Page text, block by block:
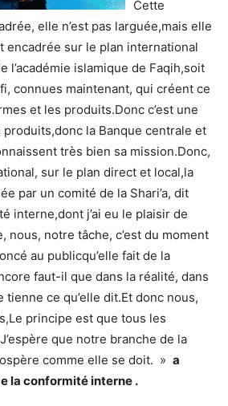
Cette
elle n’est pas larguée,mais elle
encadrée sur le plan international
l’académie islamique de Faqih,soit
connues maintenant, qui créent ce
et les produits.Donc c’est une
la Banque centrale et
très bien sa mission.Donc,
sur le plan direct et local,la
par un comité de la Shari’a, dit
interne,dont j’ai eu le plaisir de
nous, notre tâche, c’est du moment
au publicqu’elle fait de la
faut-il que dans la réalité, dans
tienne ce qu’elle dit.Et donc nous,
principe est que tous les
que notre branche de la
comme elle se doit. » a
la conformité interne .